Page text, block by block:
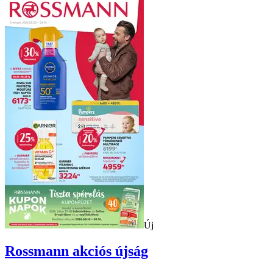
Új
Rossmann akciós újság